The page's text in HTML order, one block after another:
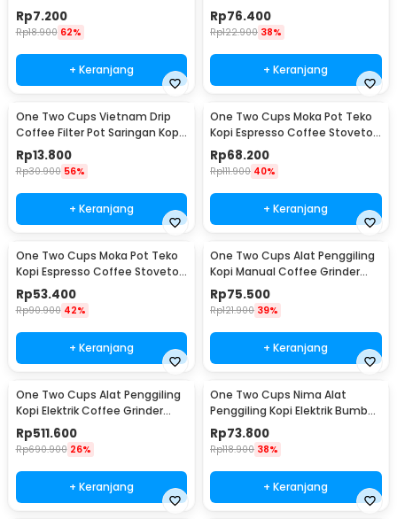
JJYE01
Rp7.200
Rp18.900 62%
+ Keranjang
6 Cup 300ml - Z20
Rp76.400
Rp122.900 38%
+ Keranjang
One Two Cups Vietnam Drip
Coffee Filter Pot Saringan Kopi
180ml 8Q - LC1
Rp13.800
Rp30.900 56%
+ Keranjang
One Two Cups Moka Pot Teko
Kopi Espresso Coffee Stovetop
4 Cup 200ml - Z20
Rp68.200
Rp111.900 40%
+ Keranjang
One Two Cups Moka Pot Teko
Kopi Espresso Coffee Stovetop
2 Cup 100ml - Z20
Rp53.400
Rp90.900 42%
+ Keranjang
One Two Cups Alat Penggiling
Kopi Manual Coffee Grinder
Wood - 16290
Rp75.500
Rp121.900 39%
+ Keranjang
One Two Cups Alat Penggiling
Kopi Elektrik Coffee Grinder
Adjustable - 600N
Rp511.600
Rp690.900 26%
+ Keranjang
One Two Cups Nima Alat
Penggiling Kopi Elektrik Bumbu
Coffee Grinder - NM-8300
Rp73.800
Rp118.900 38%
+ Keranjang